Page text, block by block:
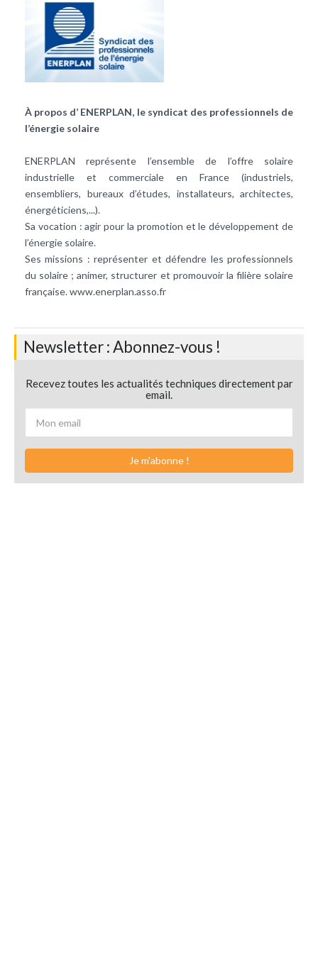
À propos d’ ENERPLAN, le syndicat des professionnels de
l’énergie solaire
ENERPLAN représente l’ensemble de l’offre solaire
industrielle et commerciale en France (industriels,
ensembliers, bureaux d’études, installateurs, architectes,
énergéticiens,...).
Sa vocation : agir pour la promotion et le développement de
l’énergie solaire.
Ses missions : représenter et défendre les professionnels
du solaire ; animer, structurer et promouvoir la filière solaire
française.www.enerplan.asso.fr
Newsletter : Abonnez-vous !
Recevez toutes les actualités techniques directement par
email.
Je m'abonne !